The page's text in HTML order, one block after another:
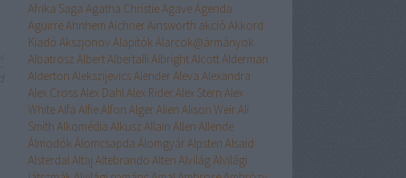
Afrika Saga Agatha ChristieAgaveÁgenda
AguirreAhnhem AichnerAinsworth akció Akkord
Kiadó Akszjonov Alapítók Álarcok@ármányok
Albatrosz AlbertAlbertalli AlbrightAlcottAlderman
Alderton AlekszijevicsAlenderAleva Alexandra
Alex CrossAlex DahlAlex RiderAlex Stern Alex
WhiteAlfa AlfieAlfon AlgerAlien Alison WeirAli
Smith Alkomédia Alkusz Allain Allen Allende
Álmodók Álomcsapda ÁlomgyárAlpsten Alsaid
AlsterdalAltaj Altebrando Alten AlvilágAlvilági